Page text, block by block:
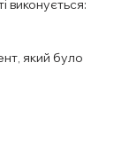
виконується:
який було